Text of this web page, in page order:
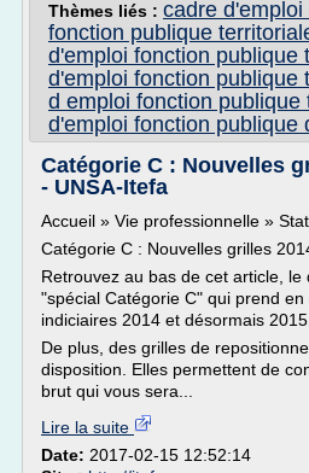
Thèmes liés : cadre
fonction publique
d'emploi fonction publique
d'emploi fonction publique
d emploi fonction publique
d'emploi fonction publique
Catégorie C : Nouvelles
- UNSA-Itefa
Accueil » Vie professionnelle »
Catégorie C : Nouvelles grilles
Retrouvez au bas de cet article,
"spécial Catégorie C" qui prend
indiciaires 2014 et désormais 2015.
De plus, des grilles de
disposition. Elles permettent de
brut qui vous sera...
Lire la suite
Date: 2017-02-15 12:52:14